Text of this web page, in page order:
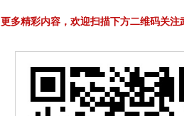
更多精彩内容，欢迎扫描下方二维码关注